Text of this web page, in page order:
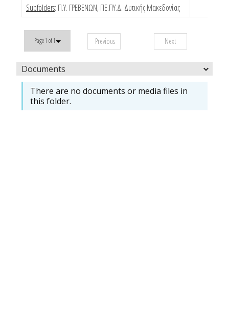
Subfolders: Π.Υ. ΓΡΕΒΕΝΩΝ,ΠΕ.ΠΥ.Δ. Δυτικής Μακεδονίας
Page 1 of 1 Previous Next
Documents
There are no documents or media files in
this folder.